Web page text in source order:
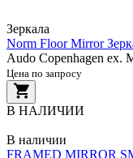
Зеркала
Norm Floor Mirror
Audo Copenhagen ex.
Цена по запросу
В НАЛИЧИИ
В наличии
FRAMED MIRROR